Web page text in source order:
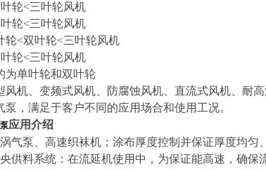
轮<三叶轮风机
轮<三叶轮风机
轮<双叶轮<三叶轮风机
轮<三叶轮风机
为单叶轮和双叶轮
风机、变频式风机、防腐蚀风机、直流式风机、耐
泵，满足于客户不同的应用场合和使用工况。
应用介绍
气泵、高速织袜机；涂布厚度控制并保证厚度均匀
供料系统：在流延机使用中，为保证能高速，确